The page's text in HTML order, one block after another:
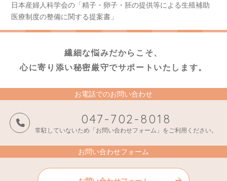
日本産婦人科学会の「精⼦・卵⼦・胚の提供等による⽣殖補助
医療制度の整備に関する提案書」
繊細な悩みだからこそ、
心に寄り添い秘密厳守でサポートいたします。
お電話でのお問い合わせ
047-702-8018
常駐していないため「お問い合わせフォーム」をご利用ください。
お問い合わせフォーム